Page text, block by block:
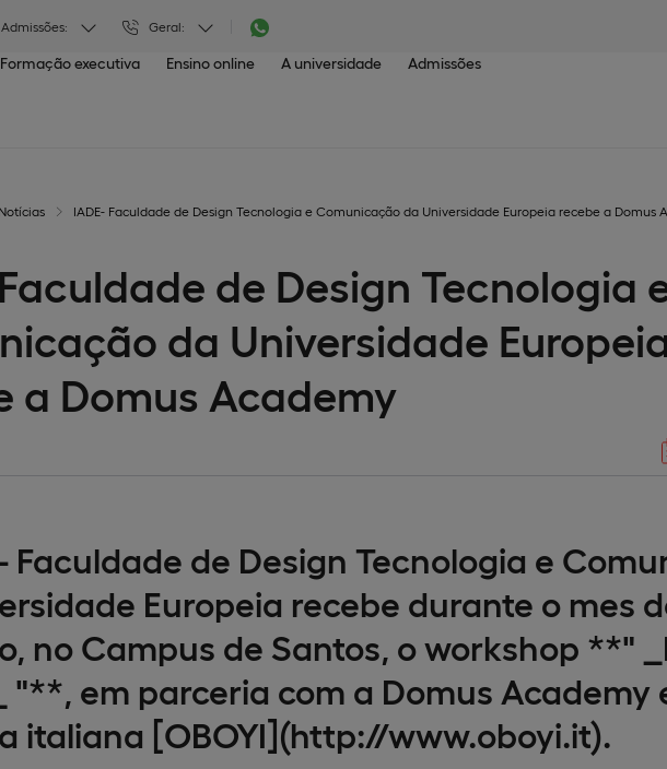
Admissões: Geral:
Formação executiva Ensino online A universidade Admissões
Notícias IADE- Faculdade de Design Tecnologia e Comunicação da Universidade Europeia recebe a Domus
de Design Tecnologia
da Universidade
a Domus Academy
Faculdade de Design Tecnologia e
Europeia recebe durante o mes
no Campus de Santos, o workshop **"
"**, em parceria com a Domus Academy
italiana [OBOYI](http://www.oboyi.it).